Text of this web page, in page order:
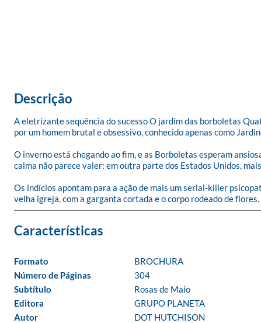
Descrição
A eletrizante sequência do sucesso O jardim das borboletas
por um homem brutal e obsessivo, conhecido apenas como
O inverno está chegando ao fim, e as Borboletas esperam
calma não parece valer: em outra parte dos Estados Unidos,
Os indícios apontam para a ação de mais um serial-killer
velha igreja, com a garganta cortada e o corpo rodeado de flores.
Formato
BROCHURA
Número de Páginas
304
Subtítulo
Rosas de Maio
Editora
GRUPO PLANETA
Autor
DOT HUTCHISON